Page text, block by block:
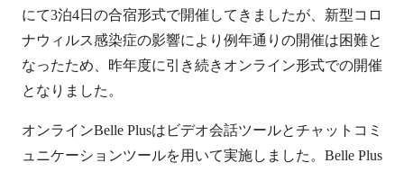
にて3泊4日の合宿形式で開催してきましたが、新型コロ
ナウィルス感染症の影響により例年通りの開催は困難と
なったため、昨年度に引き続きオンライン形式での開催
となりました。
オンラインBelle Plusはビデオ会話ツールとチャットコミ
ュニケーションツールを用いて実施しました。Belle Plus